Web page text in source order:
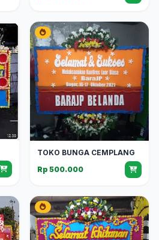
TOKO BUNGA CEMPLANG
Rp 500.000